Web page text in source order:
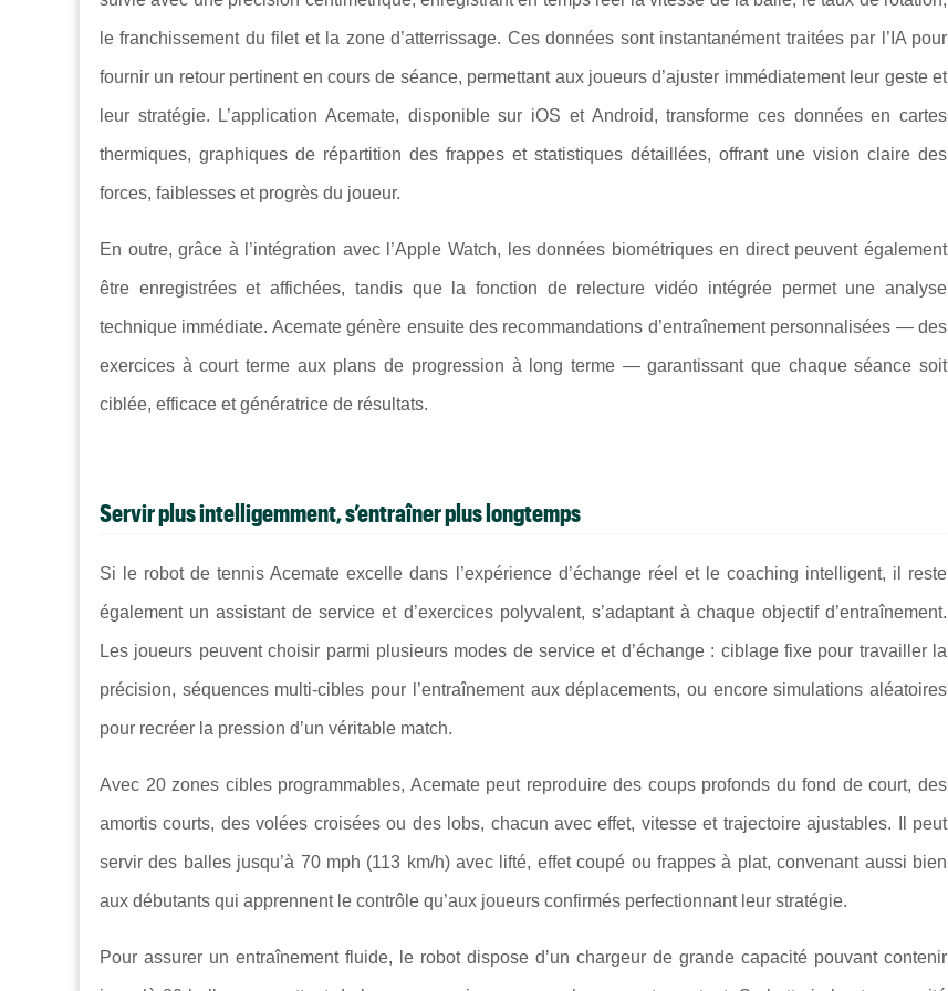
le franchissement du filet et la zone d’atterrissage. Ces données sont instantanément traitées par l’IA pour
fournir un retour pertinent en cours de séance, permettant aux joueurs d’ajuster immédiatement leur geste et
leur stratégie. L’application Acemate, disponible sur iOS et Android, transforme ces données en cartes
thermiques, graphiques de répartition des frappes et statistiques détaillées, offrant une vision claire des
forces, faiblesses et progrès du joueur.
En outre, grâce à l’intégration avec l’Apple Watch, les données biométriques en direct peuvent également
être enregistrées et affichées, tandis que la fonction de relecture vidéo intégrée permet une analyse
technique immédiate. Acemate génère ensuite des recommandations d’entraînement personnalisées — des
exercices à court terme aux plans de progression à long terme — garantissant que chaque séance soit
ciblée, efficace et génératrice de résultats.
Servir plus intelligemment, s’entraîner plus longtemps
Si le robot de tennis Acemate excelle dans l’expérience d’échange réel et le coaching intelligent, il reste
également un assistant de service et d’exercices polyvalent, s’adaptant à chaque objectif d’entraînement.
Les joueurs peuvent choisir parmi plusieurs modes de service et d’échange : ciblage fixe pour travailler la
précision, séquences multi-cibles pour l’entraînement aux déplacements, ou encore simulations aléatoires
pour recréer la pression d’un véritable match.
Avec 20 zones cibles programmables, Acemate peut reproduire des coups profonds du fond de court, des
amortis courts, des volées croisées ou des lobs, chacun avec effet, vitesse et trajectoire ajustables. Il peut
servir des balles jusqu’à 70 mph (113 km/h) avec lifté, effet coupé ou frappes à plat, convenant aussi bien
aux débutants qui apprennent le contrôle qu’aux joueurs confirmés perfectionnant leur stratégie.
Pour assurer un entraînement fluide, le robot dispose d’un chargeur de grande capacité pouvant contenir